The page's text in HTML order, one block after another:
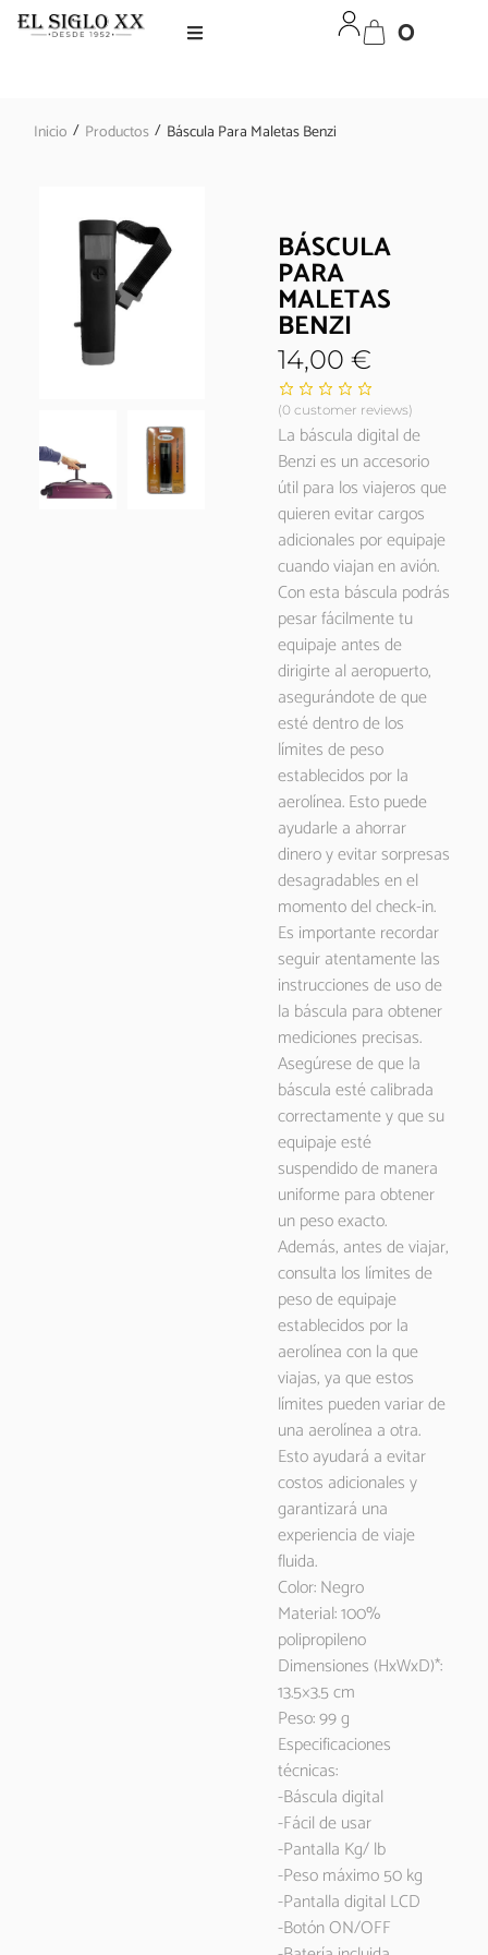
0
Inicio / Productos / Báscula Para Maletas Benzi
BÁSCULA
PARA
MALETAS
BENZI
14,00€
(0 customer reviews)
La báscula digital de
Benzi es un accesorio
útil para los viajeros que
quieren evitar cargos
adicionales por equipaje
cuando viajan en avión.
Con esta báscula podrás
pesar fácilmente tu
equipaje antes de
dirigirte al aeropuerto,
asegurándote de que
esté dentro de los
límites de peso
establecidos por la
aerolínea. Esto puede
ayudarle a ahorrar
dinero y evitar sorpresas
desagradables en el
momento del check-in.
Es importante recordar
seguir atentamente las
instrucciones de uso de
la báscula para obtener
mediciones precisas.
Asegúrese de que la
báscula esté calibrada
correctamente y que su
equipaje esté
suspendido de manera
uniforme para obtener
un peso exacto.
Además, antes de viajar,
consulta los límites de
peso de equipaje
establecidos por la
aerolínea con la que
viajas, ya que estos
límites pueden variar de
una aerolínea a otra.
Esto ayudará a evitar
costos adicionales y
garantizará una
experiencia de viaje
fluida.
Color: Negro
Material: 100%
polipropileno
Dimensiones (HxWxD)*:
13.5×3.5 cm
Peso: 99 g
Especificaciones
técnicas:
-Báscula digital
-Fácil de usar
-Pantalla Kg/ lb
-Peso máximo 50 kg
-Pantalla digital LCD
-Botón ON/OFF